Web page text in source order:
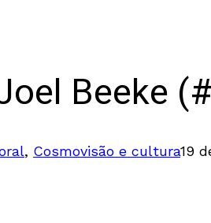
Beeke
, Cosmovisão e cultura19